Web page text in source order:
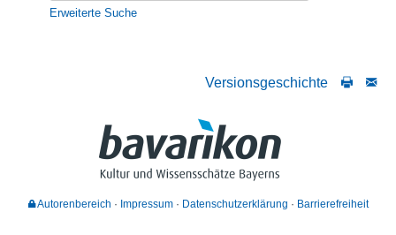
Erweiterte Suche
Versionsgeschichte
Autorenbereich Impressum Datenschutzerklärung Barrierefreiheit